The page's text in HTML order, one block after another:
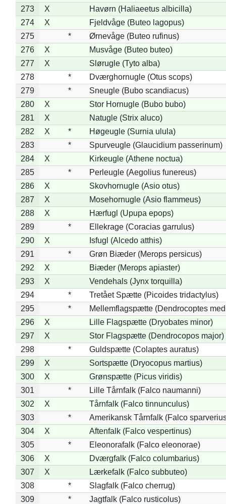
273
X
Havørn (Haliaeetus albicilla)
274
X
Fjeldvåge (Buteo lagopus)
275
*
Ørnevåge (Buteo rufinus)
276
X
Musvåge (Buteo buteo)
277
X
Slørugle (Tyto alba)
278
*
Dværghornugle (Otus scops)
279
*
Sneugle (Bubo scandiacus)
280
X
Stor Hornugle (Bubo bubo)
281
X
Natugle (Strix aluco)
282
X *
Høgeugle (Surnia ulula)
283
*
Spurveugle (Glaucidium passerinum)
284
X
Kirkeugle (Athene noctua)
285
*
Perleugle (Aegolius funereus)
286
X
Skovhornugle (Asio otus)
287
X
Mosehornugle (Asio flammeus)
288
X
Hærfugl (Upupa epops)
289
*
Ellekrage (Coracias garrulus)
290
X
Isfugl (Alcedo atthis)
291
*
Grøn Biæder (Merops persicus)
292
X
Biæder (Merops apiaster)
293
X
Vendehals (Jynx torquilla)
294
*
Tretået Spætte (Picoides tridactylus)
295
*
Mellemflagspætte (Dendrocoptes
296
X
Lille Flagspætte (Dryobates minor)
297
X
Stor Flagspætte (Dendrocopos major)
298
*
Guldspætte (Colaptes auratus)
299
X
Sortspætte (Dryocopus martius)
300
X
Grønspætte (Picus viridis)
301
*
Lille Tårnfalk (Falco naumanni)
302
X
Tårnfalk (Falco tinnunculus)
303
*
Amerikansk Tårnfalk (Falco
304
X
Aftenfalk (Falco vespertinus)
305
*
Eleonorafalk (Falco eleonorae)
306
X
Dværgfalk (Falco columbarius)
307
X
Lærkefalk (Falco subbuteo)
308
*
Slagfalk (Falco cherrug)
309
*
Jagtfalk (Falco rusticolus)